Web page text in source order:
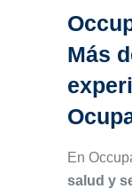
Más
En
salud y